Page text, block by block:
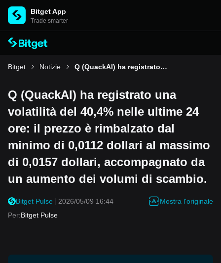
Bitget App
Trade smarter
Bitget Notizie Q (QuackAI) ha registrato una volatilità del 40,4% nelle ultime 24 ore: il prezzo è rimbalzato dal minimo di 0,0112 dollari al massimo di 0,0157 dollari, accompagnato da un aumento dei volumi di scambio.
Q (QuackAI) ha registrato una
volatilità del 40,4% nelle ultime 24
ore: il prezzo è rimbalzato dal
minimo di 0,0112 dollari al massimo
di 0,0157 dollari, accompagnato da
un aumento dei volumi di scambio.
Bitget Pulse 2026/05/09 16:44
Mostra l'originale
Per:Bitget Pulse